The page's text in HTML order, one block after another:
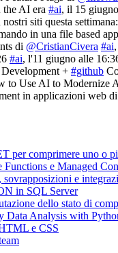
the AI era #ai, il 15
siti questa settimana:
in una file based
di @CristianCivera #ai
#ai, l'11 giugno alle
+ #github
to Use AI to Modernize
in applicazioni web di
per comprimere uno o
Functions e Managed
e
in SQL Server
dello stato di
Data Analysis with
e CSS